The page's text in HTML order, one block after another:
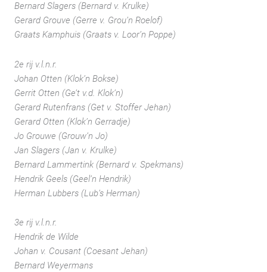
Bernard Slagers (Bernard v. Krulke)
Gerard Grouve (Gerre v. Grou’n Roelof)
Graats Kamphuis (Graats v. Loor’n Poppe)
2e rij v.l.n.r.
Johan Otten (Klok’n Bokse)
Gerrit Otten (Ge’t v.d. Klok’n)
Gerard Rutenfrans (Get v. Stoffer Jehan)
Gerard Otten (Klok’n Gerradje)
Jo Grouwe (Grouw’n Jo)
Jan Slagers (Jan v. Krulke)
Bernard Lammertink (Bernard v. Spekmans)
Hendrik Geels (Geel’n Hendrik)
Herman Lubbers (Lub’s Herman)
3e rij v.l.n.r.
Hendrik de Wilde
Johan v. Cousant (Coesant Jehan)
Bernard Weyermans